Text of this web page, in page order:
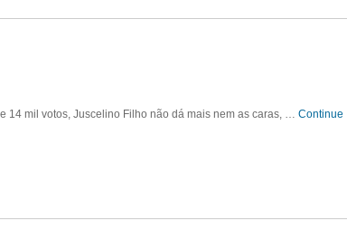
mil votos, Juscelino Filho não dá mais nem as caras, … Continue